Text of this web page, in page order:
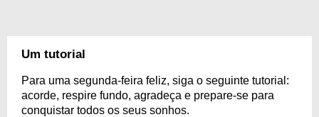
Um tutorial
Para uma segunda-feira feliz, siga o seguinte tutorial:
acorde, respire fundo, agradeça e prepare-se para
conquistar todos os seus sonhos.